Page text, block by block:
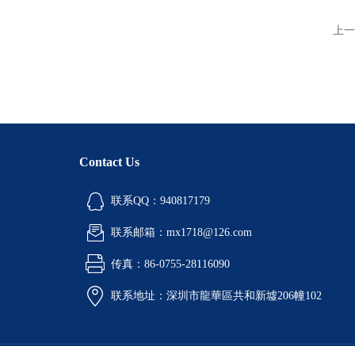
上
Contact Us
联系QQ：940817179
联系邮箱：mx1718@126.com
传真：86-0755-28116090
联系地址：深圳市龍華區共和新墟206幢102